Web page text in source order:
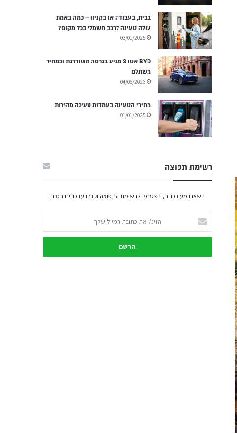
בבית, בעבודה או בקניון – כמה באמת
עולה טעינה לרכב חשמלי בכל מקום?
03/01/2025
BYD אטו 3 מגיע בגרסה משודרגת ובמחיר
משתלם
04/06/2026
מחירי הטעינה בעמדות טעינה מהירות
01/01/2025
רשימת תפוצה
השארו מעודכנים, הצטרפו לרשימת התפוצה וקבלו עדכונים חמים
את
כתובת
שלך